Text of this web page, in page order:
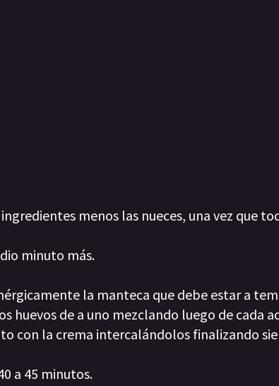
menos las nueces, una vez que
minuto más.
la manteca que debe estar a
huevos de a uno mezclando luego de cada
con la crema intercalándolos finalizando
a 45 minutos.